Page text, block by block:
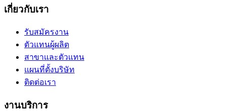
เกี่ยวกับเรา
รับสมัครงาน
ตัวแทนผู้ผลิต
สาขาและตัวแทน
แผนที่ตั้งบริษัท
ติดต่อเรา
งานบริการ